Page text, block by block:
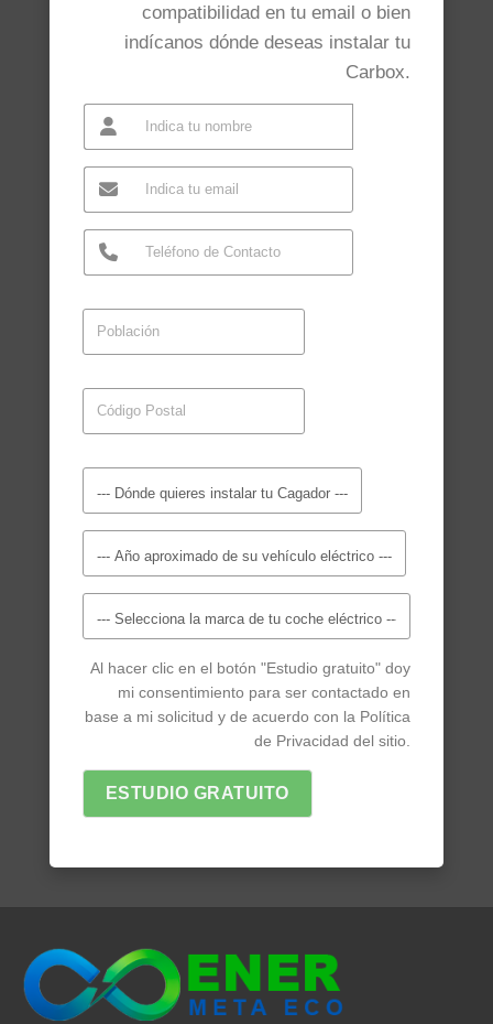
compatibilidad en tu email o bien
indícanos dónde deseas instalar tu
Carbox.
Al hacer clic en el botón "Estudio gratuito" doy
mi consentimiento para ser contactado en
base a mi solicitud y de acuerdo con la Política
de Privacidad del sitio.
ESTUDIO GRATUITO